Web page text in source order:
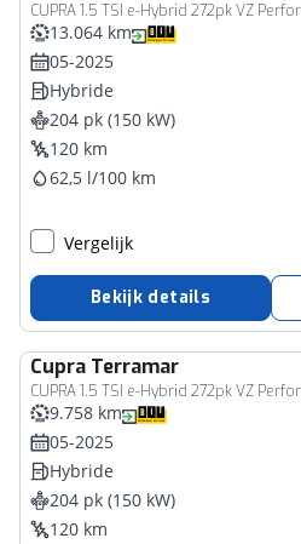
CUPRA 1.5 TSI e-Hybrid 272pk VZ
13.064 km
05-2025
Hybride
204 pk (150 kW)
120 km
62,5 l/100 km
Vergelijk
Bekijk details
Cupra Terramar
CUPRA 1.5 TSI e-Hybrid 272pk VZ
9.758 km
05-2025
Hybride
204 pk (150 kW)
120 km